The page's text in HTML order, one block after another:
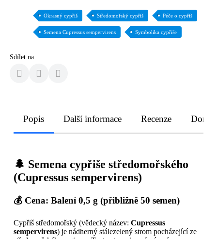
Okrasný cypřiš Středomořský cypřiš Péče o cypřiš
Semena Cupressus sempervirens Symbolika cypřiše
Sdílet na
Popis Další informace Recenze
🌲 Semena cypřiše středomořského
(Cupressus sempervirens)
💰 Cena: Balení 0,5 g (přibližně 50 semen)
Cypřiš středomořský (vědecký název: Cupressus
sempervirens) je nádherný stálezelený strom pocházející ze